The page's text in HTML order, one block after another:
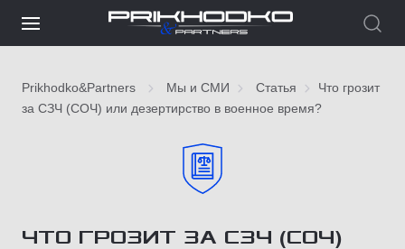
Prikhodko&Partners Мы и СМИ Статья
Что грозит
за СЗЧ (СОЧ) или дезертирство в военное время?
ЧТО ГРОЗИТ ЗА СЗЧ (СОЧ)